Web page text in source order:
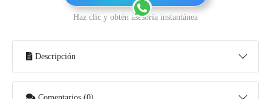
Haz clic y obtén asesoría instantánea
Descripción